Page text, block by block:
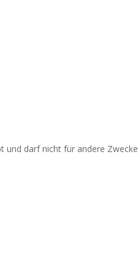
und darf nicht für andere Zwecke